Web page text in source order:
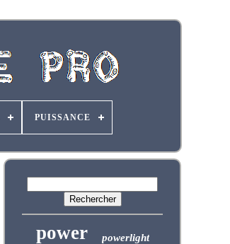
PUISSANCE
power powerlight